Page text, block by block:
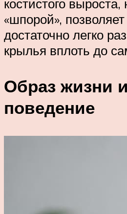
костистого
«шпорой»,
достаточно легко
крылья вплоть до
Образ жизни и
поведение